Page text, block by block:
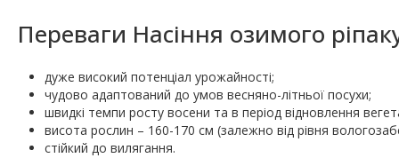
Переваги Насіння озимого
дуже високий потенціал урожайності;
чудово адаптований до умов весняно-літньої посухи;
швидкі темпи росту восени та в період відновлення
висота рослин – 160-170 см (залежно від рівня
стійкий до вилягання.